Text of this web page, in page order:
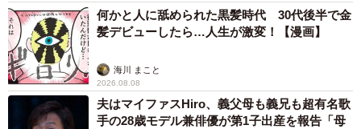
さらに、この趣味で一番面白いと感じているのは、意外に
も「制約」の力だといいます。
「『1人目の客になる』という縛りがあるおかげで、普段な
ら絶対行かないお店にも足を運べる。縛りがあれば普通は
何かと人に舐められた黒髪時代 30代後半で金
髪デビューしたら…人生が激変！【漫画】
海川 まこと
2026.08.08
夫はマイファスHiro、義父母も義兄も超有名歌
手の28歳モデル兼俳優が第1子出産を報告「母